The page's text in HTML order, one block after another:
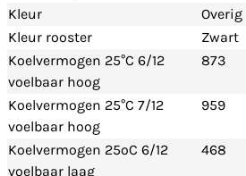
Kleur
Overig
Kleur rooster
Zwart
Koelvermogen 25°C 6/12
voelbaar hoog
873
Koelvermogen 25°C 7/12
voelbaar hoog
959
Koelvermogen 25ºC 6/12
voelbaar laag
468